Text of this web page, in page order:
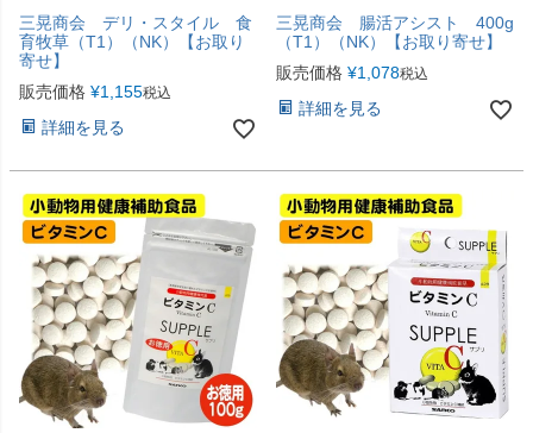
三晃商会 デリ・スタイル 食
育牧草（T1）（NK）【お取り
寄せ】
販売価格 ¥1,155税込
詳細を見る
三晃商会 腸活アシスト 400g
（T1）（NK）【お取り寄せ】
販売価格 ¥1,078税込
詳細を見る